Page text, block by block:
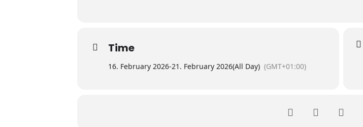
Time
16. February 2026-21. February 2026(All Day) (GMT+01:00)